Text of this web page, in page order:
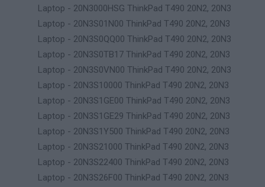
Laptop - 20N3000HSG ThinkPad T490 20N2, 20N3
Laptop - 20N3S01N00 ThinkPad T490 20N2, 20N3
Laptop - 20N3S0QQ00 ThinkPad T490 20N2, 20N3
Laptop - 20N3S0TB17 ThinkPad T490 20N2, 20N3
Laptop - 20N3S0VN00 ThinkPad T490 20N2, 20N3
Laptop - 20N3S10000 ThinkPad T490 20N2, 20N3
Laptop - 20N3S1GE00 ThinkPad T490 20N2, 20N3
Laptop - 20N3S1GE29 ThinkPad T490 20N2, 20N3
Laptop - 20N3S1Y500 ThinkPad T490 20N2, 20N3
Laptop - 20N3S21000 ThinkPad T490 20N2, 20N3
Laptop - 20N3S22400 ThinkPad T490 20N2, 20N3
Laptop - 20N3S26F00 ThinkPad T490 20N2, 20N3